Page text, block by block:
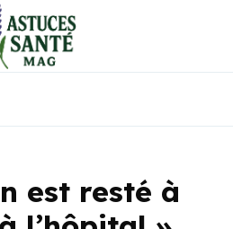
est resté à